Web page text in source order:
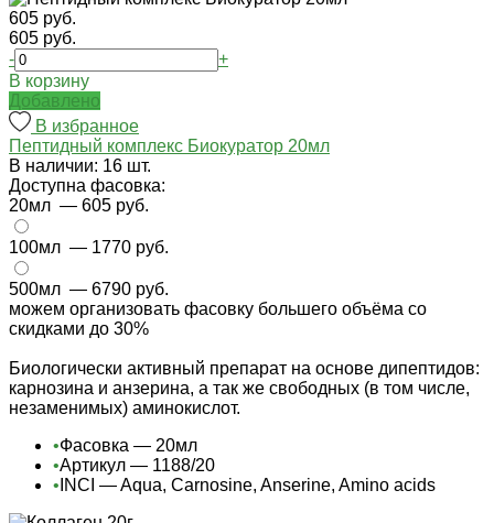
605 руб.
605 руб.
-
+
В корзину
Добавлено
В избранное
Пептидный комплекс Биокуратор 20мл
В наличии: 16 шт.
Доступна фасовка:
20мл — 605 руб.
100мл — 1770 руб.
500мл — 6790 руб.
можем организовать фасовку большего объёма со
скидками до 30%
Биологически активный препарат на основе дипептидов:
карнозина и анзерина, а так же свободных (в том числе,
незаменимых) аминокислот.
•Фасовка — 20мл
•Артикул — 1188/20
• INCI — Aqua, Carnosine, Anserine, Amino acids